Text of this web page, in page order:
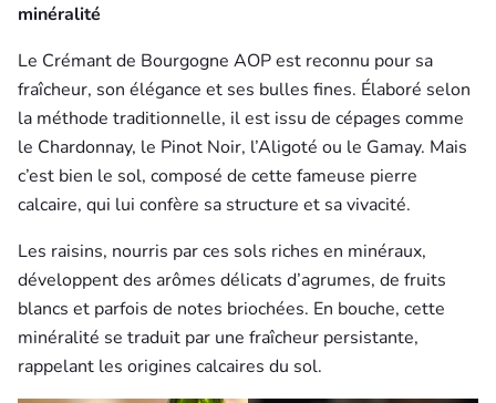
minéralité
Le Crémant de Bourgogne AOP est reconnu pour sa
fraîcheur, son élégance et ses bulles fines. Élaboré selon
la méthode traditionnelle, il est issu de cépages comme
le Chardonnay, le Pinot Noir, l’Aligoté ou le Gamay. Mais
c’est bien le sol, composé de cette fameuse pierre
calcaire, qui lui confère sa structure et sa vivacité.
Les raisins, nourris par ces sols riches en minéraux,
développent des arômes délicats d’agrumes, de fruits
blancs et parfois de notes briochées. En bouche, cette
minéralité se traduit par une fraîcheur persistante,
rappelant les origines calcaires du sol.